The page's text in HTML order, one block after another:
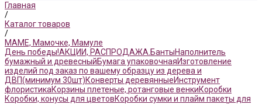
Главная
/
Каталог товаров
/
МАМЕ, Мамочке, Мамуле
День победы!АКЦИИ, РАСПРОДАЖА. БантыНаполнитель
бумажный и древесныйБумага упаковочнаяИзготовление
изделий под заказ по вашему образцу из дерева и
ДВП(минимум 30шт)Конверты деревянныеИнструмент
флористикаКорзины плетеные, ротанговые венкиКоробки
Коробки, конусы для цветовКоробки сумки и плайм пакеты для